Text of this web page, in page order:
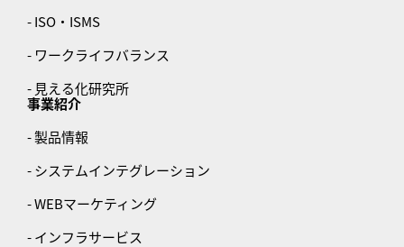
- ISO・ISMS
- ワークライフバランス
- 見える化研究所
事業紹介
- 製品情報
- システムインテグレーション
- WEBマーケティング
- インフラサービス